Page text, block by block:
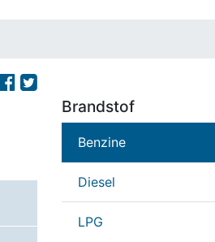
Brandstof
Benzine
Diesel
LPG